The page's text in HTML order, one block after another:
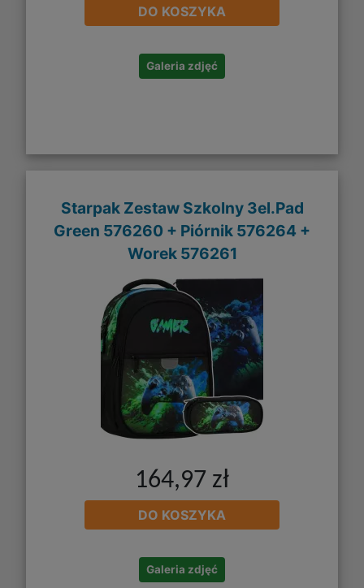
DO KOSZYKA
Galeria zdjęć
Starpak Zestaw Szkolny 3el.Pad
Green 576260 + Piórnik 576264 +
Worek 576261
164,97 zł
DO KOSZYKA
Galeria zdjęć